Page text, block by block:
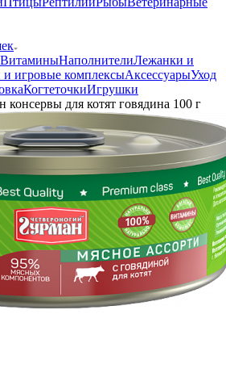
ВитаминыНаполнителиЛежанки и
игровые комплексыАксессуарыУход
КогтеточкиИгрушки
консервы для котят говядина 100 г